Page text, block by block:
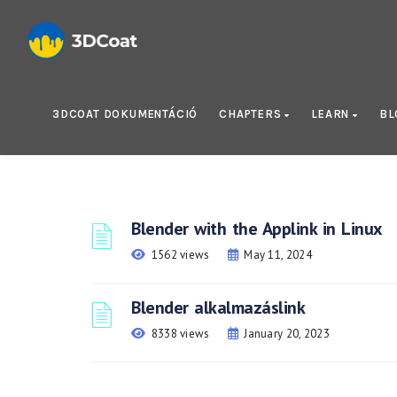
3DCOAT DOKUMENTÁCIÓ CHAPTERS LEARN
Blender with the Applink in Linux
1562 views May 11, 2024
Blender alkalmazáslink
8338 views January 20, 2023